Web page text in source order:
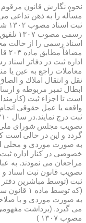
مسأله را به ذهن تداعی
رسمی
اسناد رسمی را از حالت
اداره ثبت در دفاتر
معاملات راجع به عین یا
نقل و انتقال املاك و
ابطال تمبر مربوطه و
است تا اجزاء ثبت
واقعه یا عمل حقوقی انجام
به صورت موردی و محلی
خصوصی در كنار اداره
مراجعان می نمودند. به
ثبت (توسط مباشرین دفتر
به صورت موردی و با
مصوب ۱۳۰۷ )